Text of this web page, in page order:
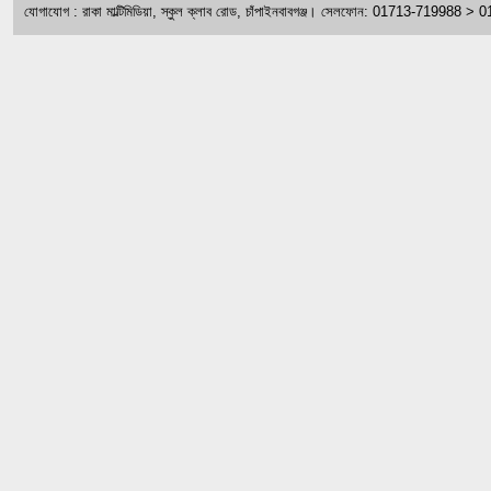
যোগাযোগ : রাকা মাল্টিমিডিয়া, স্কুল ক্লাব রোড, চাঁপাইনবাবগঞ্জ। সেলফোন: 01713-